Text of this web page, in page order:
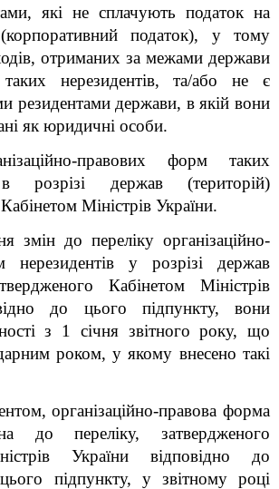
які не сплачують податок на
податок), у тому
отриманих за межами держави
таких нерезидентів, та/або не є
резидентами держави, в якій вони
як юридичні особи.
правових форм таких
в розрізі держав (територій)
Міністрів України.
змін до переліку організаційно-
нерезидентів у розрізі держав
Кабінетом Міністрів
до цього підпункту, вони
з 1 січня звітного року, що
роком, у якому внесено такі
організаційно-правова форма
до переліку, затвердженого
України відповідно до
підпункту, у звітному році